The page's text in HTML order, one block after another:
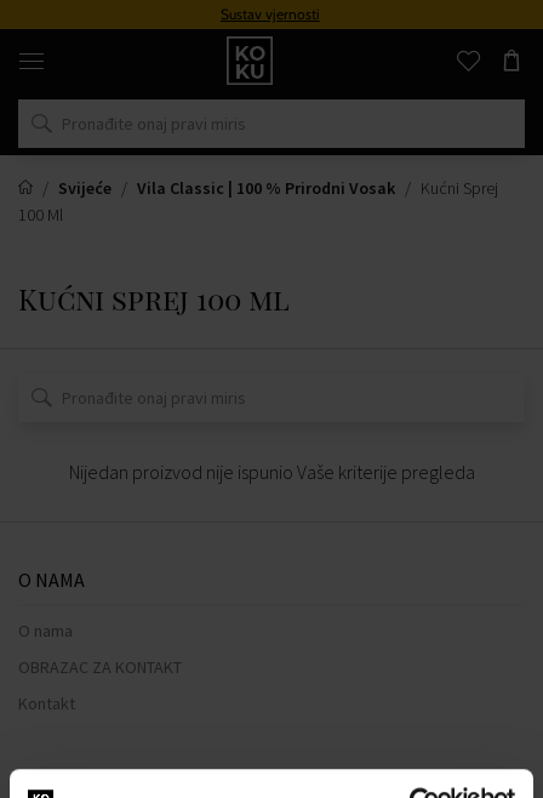
Sustav vjernosti
Originalni
parfemi
satovi
na
mjestu
Svijeće
Vila Classic | 100 % Prirodni Vosak
Kućni Sprej
100 Ml
Kućni sprej 100 ml
Nijedan proizvod nije ispunio Vaše kriterije pregleda
O NAMA
O nama
OBRAZAC ZA KONTAKT
Kontakt
SVE O KUPNJI